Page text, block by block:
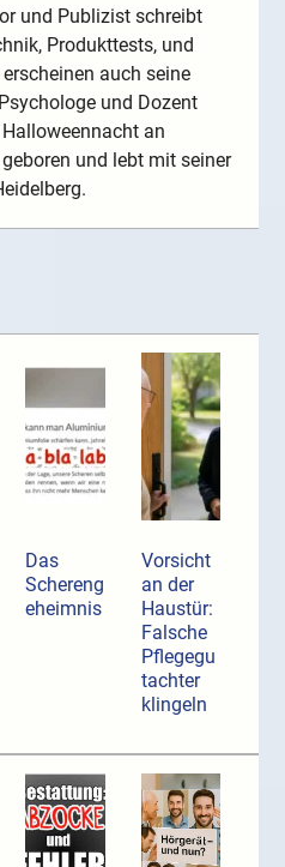
und Publizist schreibt
Produkttests, und
auch seine
und Dozent
an
und lebt mit seiner
Das
Schereng
eheimnis
Vorsicht
an der
Haustür:
Falsche
Pflegegu
tachter
klingeln